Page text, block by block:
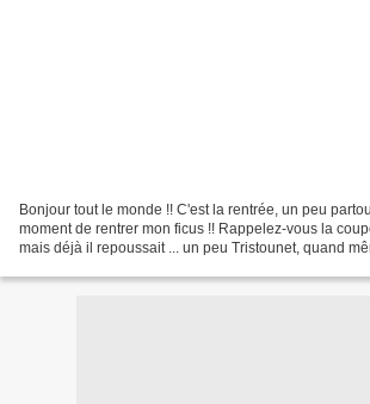
Bonjour tout le monde !! C'est la rentrée, un peu
moment de rentrer mon ficus !! Rappelez-vous la
mais déjà il repoussait ... un peu Tristounet, quand